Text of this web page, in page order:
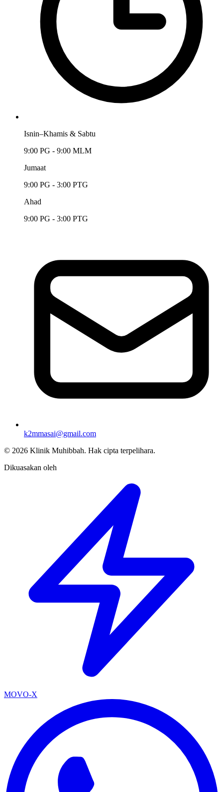
Isnin–Khamis & Sabtu
9:00 PG - 9:00 MLM
Jumaat
9:00 PG - 3:00 PTG
Ahad
9:00 PG - 3:00 PTG
k2mmasai@gmail.com
© 2026 Klinik Muhibbah. Hak cipta terpelihara.
Dikuasakan oleh
MOVO-X